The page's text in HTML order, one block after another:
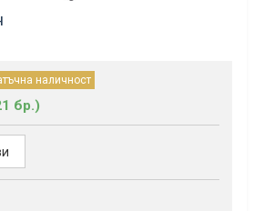
наличност
бр.)